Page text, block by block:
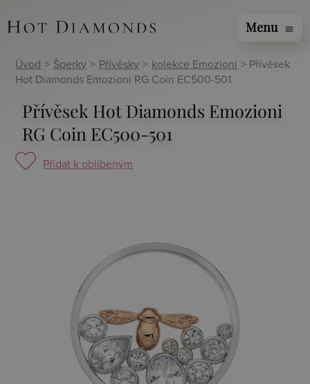
Menu menu
Úvod > Šperky > Přívěsky > kolekce Emozioni > Přívěsek
Hot Diamonds Emozioni RG Coin EC500-501
Přívěsek Hot Diamonds Emozioni
RG Coin EC500-501
Přidat k oblíbeným